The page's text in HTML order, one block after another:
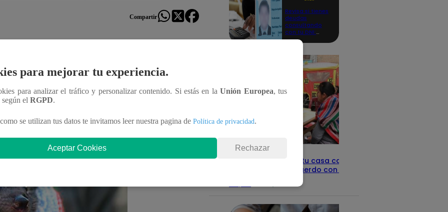
Compartir
de cachorros de estos marsupiales han
ejemplares son producto de lareintroducción de
de que los esfuerzos para preservar la especie
Revisa si tienes
deudas
consultando
con tu DNI:
aquí los
detalles
Revisa con tu DNI si tu casa califica
como pobre, de acuerdo con el Sisfoh
para mejorar tu experiencia.
para analizar el tráfico y personalizar contenido. Si estás en laUnión Europea, tus
según el RGPD.
se utilizan tus datos te invitamos leer nuestra pagina de Política de privacidad.
Aceptar Cookies Rechazar